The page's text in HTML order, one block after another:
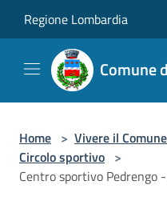
Regione Lombardia
Comune
Home > Vivere il Comune
Circolo sportivo >
Centro sportivo